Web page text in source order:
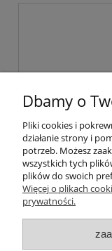
Dbamy o
Pliki cookies i
działanie strony i
potrzeb. Możesz
wszystkich tych
plików do swoich
Więcej o plikach
prywatności.